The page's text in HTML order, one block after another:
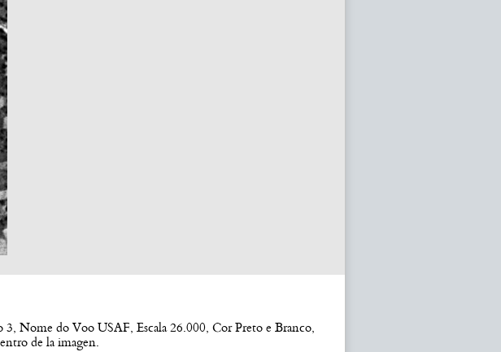
Nome do Voo USAF, Escala 26.000, Cor Preto e Branco,
de la imagen.